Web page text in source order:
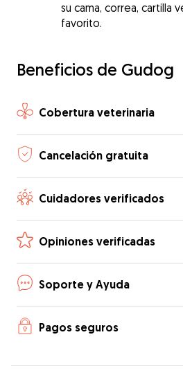
su cama, correa, cartilla
favorito.
Beneficios de Gudog
Cobertura veterinaria
Cancelación gratuita
Cuidadores verificados
Opiniones verificadas
Soporte y Ayuda
Pagos seguros